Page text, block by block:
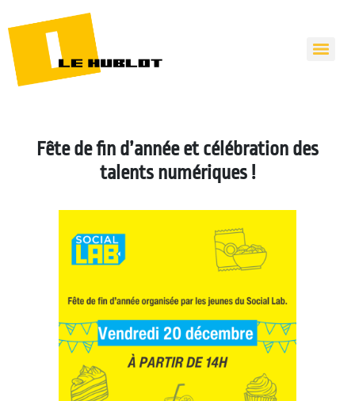
Fête de fin d’année et célébration des
talents numériques !